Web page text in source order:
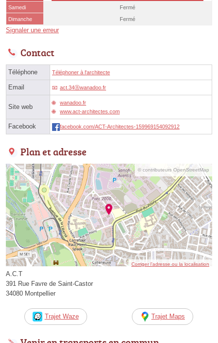
Samedi
Fermé
Dimanche
Fermé
Signaler une erreur
Contact
Téléphone Téléphoner à l'architecte
Email act.34ⓐwanadoo.fr
Site web
wanadoo.fr
www.act-architectes.com
Facebook facebook.com/ACT-Architectes-159969154092912
Plan et adresse
© contributeurs OpenStreetMap
Corriger l’adresse ou la localisation
A.C.T
391 Rue Favre de Saint-Castor
34080 Montpellier
Trajet Waze Trajet Maps